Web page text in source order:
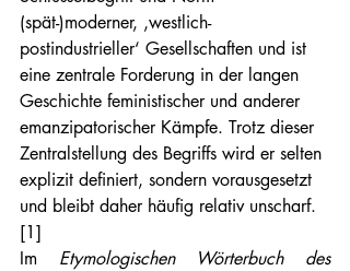
(spät-)moderner, ‚westlich-
postindustrieller‘ Gesellschaften und ist
eine zentrale Forderung in der langen
Geschichte feministischer und anderer
emanzipatorischer Kämpfe. Trotz dieser
Zentralstellung des Begriffs wird er selten
explizit definiert, sondern vorausgesetzt
und bleibt daher häufig relativ unscharf.
[1]
Im Etymologischen Wörterbuch des